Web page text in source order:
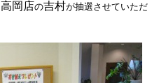
高岡店の吉村が抽選させていただ